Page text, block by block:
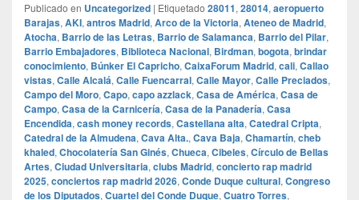
Publicado en Uncategorized | Etiquetado 28011, 28014, aeropuerto
Barajas, AKI, antros Madrid, Arco de la Victoria, Ateneo de Madrid,
Atocha, Barrio de las Letras, Barrio de Salamanca, Barrio del Pilar,
Barrio Embajadores, Biblioteca Nacional, Birdman, bogota, brindar
conocimiento, Búnker El Capricho, CaixaForum Madrid, cali, Callao
vistas, Calle Alcalá, Calle Fuencarral, Calle Mayor, Calle Preciados,
Campo del Moro, Capo, capo azzlack, Casa de América, Casa de
Campo, Casa de la Carnicería, Casa de la Panadería, Casa
Encendida, cash money records, Castellana alta, Catedral Cripta,
Catedral de la Almudena, Cava Alta., Cava Baja, Chamartín, cheb
khaled, Chocolatería San Ginés, Chueca, Cibeles, Círculo de Bellas
Artes, Ciudad Universitaria, clubs Madrid, concierto rap madrid
2025, conciertos rap madrid 2026, Conde Duque cultural, Congreso
de los Diputados, Cuartel del Conde Duque, Cuatro Torres,